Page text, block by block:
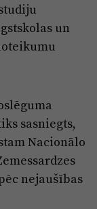
un
sasniegts,
Nacionālo
nejaušības